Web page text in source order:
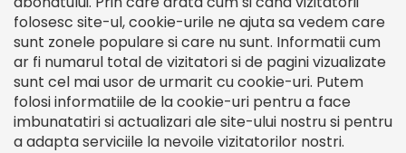
folosesc site-ul, cookie-urile ne ajuta sa vedem care
sunt zonele populare si care nu sunt. Informatii cum
ar fi numarul total de vizitatori si de pagini vizualizate
sunt cel mai usor de urmarit cu cookie-uri. Putem
folosi informatiile de la cookie-uri pentru a face
imbunatatiri si actualizari ale site-ului nostru si pentru
a adapta serviciile la nevoile vizitatorilor nostri.